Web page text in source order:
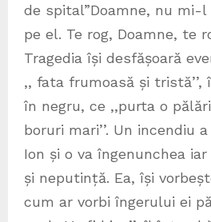
de spital”Doamne, nu mi-l
pe el. Te rog, Doamne, te
Tragedia își desfășoară
,, fata frumoasă și
în negru, ce ,,purta o
boruri mari’’. Un incendiu
Ion și o va îngenunchea
și neputință. Ea, își
cum ar vorbi îngerului ei